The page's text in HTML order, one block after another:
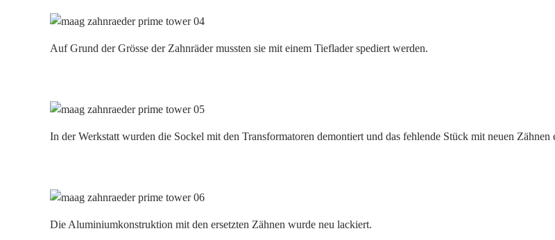
Auf Grund der Grösse der Zahnräder mussten sie mit einem Tieflader spediert werden.
In der Werkstatt wurden die Sockel mit den Transformatoren demontiert und das fehlende Stück mit neuen Zähnen
Die Aluminiumkonstruktion mit den ersetzten Zähnen wurde neu lackiert.